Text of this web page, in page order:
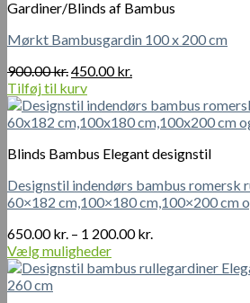
Gardiner/Blinds af Bambus
Mørkt Bambusgardin 100 x 200 cm
900.00kr.Den
oprindelige
pris
var:
450.00kr.
pris
er:
Tilføj til kurv
Blinds Bambus Elegant designstil
Designstil indendørs bambus romersk
60×182 cm,100×180 cm,100×200 cm
650.00kr. – 1 200.00kr.
til
Vælg muligheder
Dette
vare